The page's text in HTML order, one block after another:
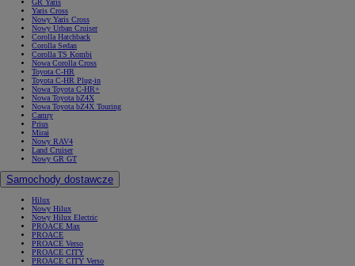
Yaris Cross
Nowy Yaris Cross
Nowy Urban Cruiser
Corolla Hatchback
Corolla Sedan
Corolla TS Kombi
Nowa Corolla Cross
Toyota C-HR
Toyota C-HR Plug-in
Nowa Toyota C-HR+
Nowa Toyota bZ4X
Nowa Toyota bZ4X Touring
Camry
Prius
Mirai
Nowy RAV4
Land Cruiser
Nowy GR GT
Samochody dostawcze
Hilux
Nowy Hilux
Nowy Hilux Electric
PROACE Max
PROACE
PROACE Verso
PROACE CITY
PROACE CITY Verso